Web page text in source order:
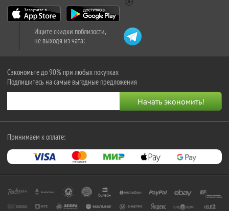
Ищите скидки поблизости,
не выходя из чата:
Сэкономьте до 90% при любых покупках
Подпишитесь на самые выгодные предложения
Принимаем к оплате: